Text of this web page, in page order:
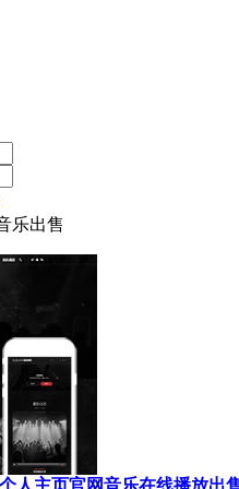
乐出售
人主页官网音乐在线播放出